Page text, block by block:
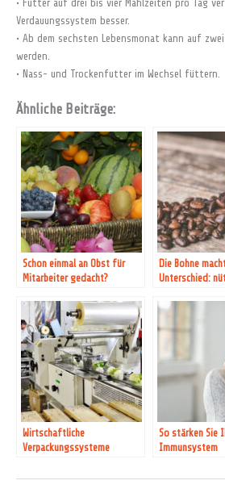
• Futter auf drei bis vier Mahlzeiten pro Tag
Verdauungssystem besser.
• Ab dem sechsten Lebensmonat kann auf
werden.
• Nass- und Trockenfutter im Wechsel füttern.
Ähnliche Beiträge:
Schon einmal an Obst für
Mitarbeiter gedacht?
Die Bohne
Unterschied:
Wirtschaftliche
Verpackungssysteme
So stärken Sie
Immunsystem